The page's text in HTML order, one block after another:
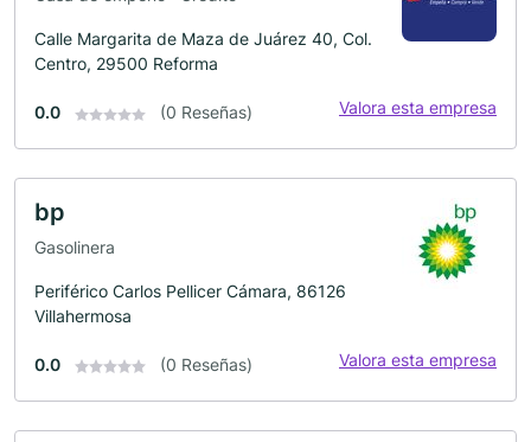
Calle Margarita de Maza de Juárez 40, Col.
Centro, 29500 Reforma
0.0 (0 Reseñas) Valora esta empresa
bp
Gasolinera
Periférico Carlos Pellicer Cámara, 86126
Villahermosa
0.0 (0 Reseñas) Valora esta empresa